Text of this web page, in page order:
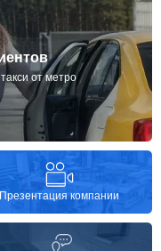
от метро
Презентация компании